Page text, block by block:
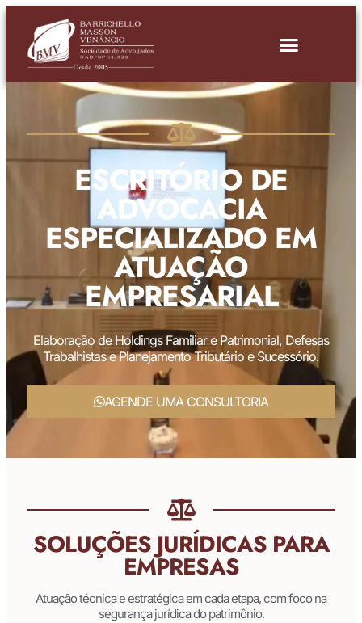
ESCRITÓRIO DE
ADVOCACIA
ESPECIALIZADO EM
ATUAÇÃO
EMPRESARIAL
Elaboração de Holdings Familiar e Patrimonial, Defesas
Trabalhistas e Planejamento Tributário e Sucessório.
AGENDE UMA CONSULTORIA
SOLUÇÕES JURÍDICAS PARA
EMPRESAS
Atuação técnica e estratégica em cada etapa, com foco na
segurança jurídica do patrimônio.